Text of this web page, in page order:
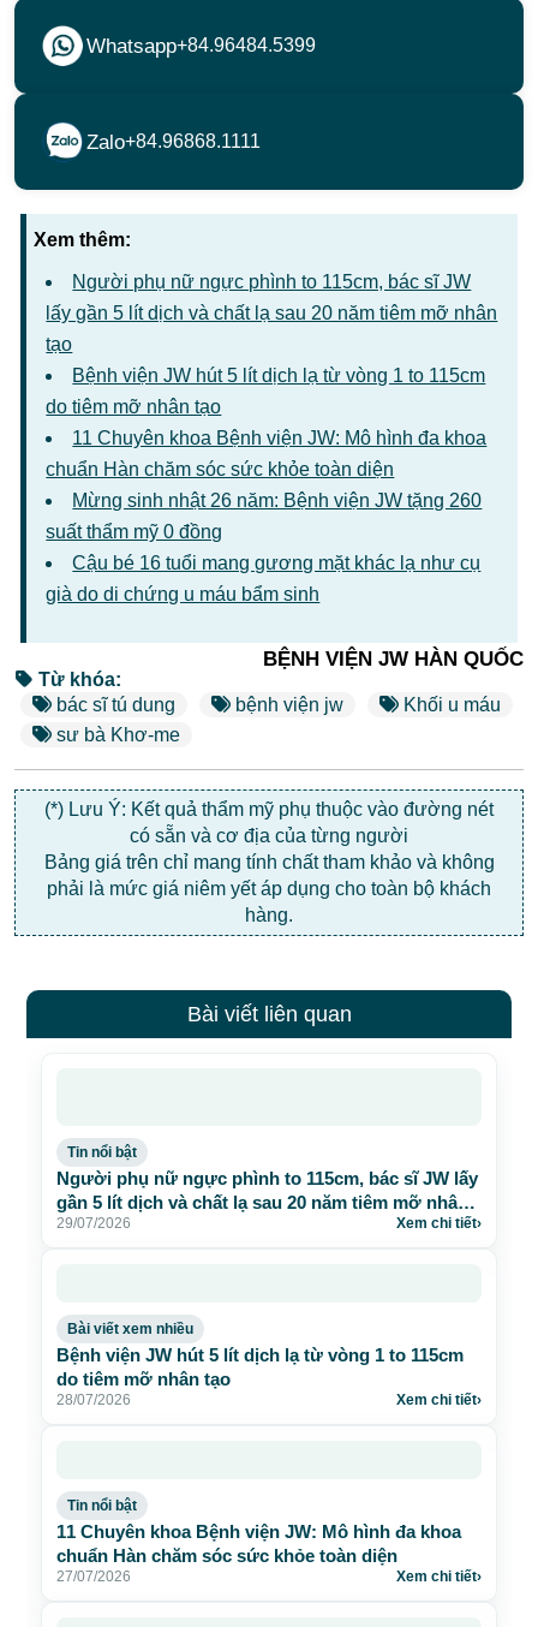
Whatsapp+84.96484.5399
Zalo+84.96868.1111
Xem thêm:
Người phụ nữ ngực phình to 115cm, bác sĩ JW
lấy gần 5 lít dịch và chất lạ sau 20 năm tiêm mỡ nhân
tạo
Bệnh viện JW hút 5 lít dịch lạ từ vòng 1 to 115cm
do tiêm mỡ nhân tạo
11 Chuyên khoa Bệnh viện JW: Mô hình đa khoa
chuẩn Hàn chăm sóc sức khỏe toàn diện
Mừng sinh nhật 26 năm: Bệnh viện JW tặng 260
suất thẩm mỹ 0 đồng
Cậu bé 16 tuổi mang gương mặt khác lạ như cụ
già do di chứng u máu bẩm sinh
BỆNH VIỆN JW HÀN QUỐC
Từ khóa:
bác sĩ tú dung
bệnh viện jw
Khối u máu
sư bà Khơ-me
(*) Lưu Ý: Kết quả thẩm mỹ phụ thuộc vào đường nét
có sẵn và cơ địa của từng người
Bảng giá trên chỉ mang tính chất tham khảo và không
phải là mức giá niêm yết áp dụng cho toàn bộ khách
hàng.
Bài viết liên quan
Tin nổi bật
Người phụ nữ ngực phình to 115cm, bác sĩ JW lấy
gần 5 lít dịch và chất lạ sau 20 năm tiêm mỡ nhân
tạo
29/07/2026 Xem chi tiết›
Bài viết xem nhiều
Bệnh viện JW hút 5 lít dịch lạ từ vòng 1 to 115cm
do tiêm mỡ nhân tạo
28/07/2026 Xem chi tiết›
Tin nổi bật
11 Chuyên khoa Bệnh viện JW: Mô hình đa khoa
chuẩn Hàn chăm sóc sức khỏe toàn diện
27/07/2026 Xem chi tiết›